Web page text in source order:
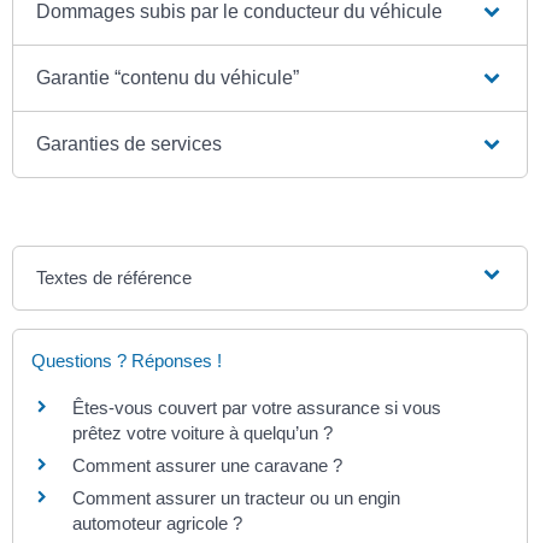
Dommages subis par le conducteur du véhicule
Garantie “contenu du véhicule”
Garanties de services
Textes de référence
Questions ? Réponses !
Êtes-vous couvert par votre assurance si vous
prêtez votre voiture à quelqu’un ?
Comment assurer une caravane ?
Comment assurer un tracteur ou un engin
automoteur agricole ?